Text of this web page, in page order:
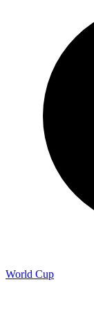
World Cup